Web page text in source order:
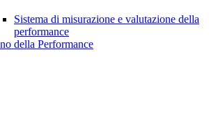
Sistema di misurazione e valutazione della
performance
della Performance